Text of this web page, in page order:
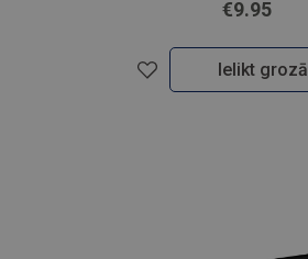
€9.95
Ielikt grozā